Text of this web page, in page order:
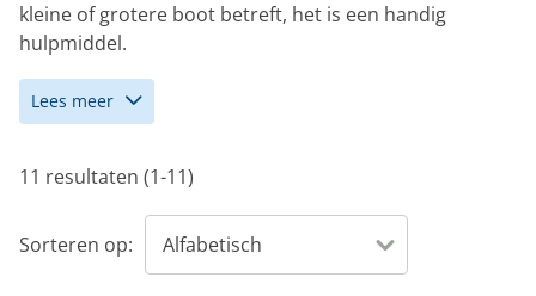
kleine of grotere boot betreft, het is een handig
hulpmiddel.
Lees meer
11 resultaten (1-11)
Sorteren op: